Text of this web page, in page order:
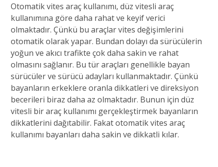
Otomatik vites araç kullanımı, düz vitesli araç
kullanımına göre daha rahat ve keyif verici
olmaktadır. Çünkü bu araçlar vites değişimlerini
otomatik olarak yapar. Bundan dolayı da sürücülerin
yoğun ve akıcı trafikte çok daha sakin ve rahat
olmasını sağlanır. Bu tür araçları genellikle bayan
sürücüler ve sürücü adayları kullanmaktadır. Çünkü
bayanların erkeklere oranla dikkatleri ve direksiyon
becerileri biraz daha az olmaktadır. Bunun için düz
vitesli bir araç kullanımı gerçekleştirmek bayanların
dikkatlerini dağıtabilir. Fakat otomatik vites araç
kullanımı bayanları daha sakin ve dikkatli kılar.